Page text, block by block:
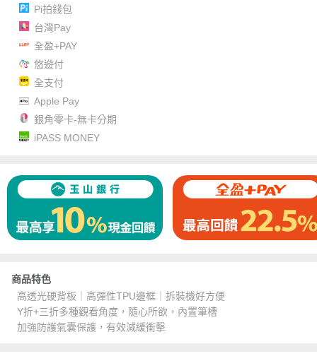
Pi拍錢包
台灣Pay
全盈+PAY
悠遊付
全支付
Apple Pay
銀角零卡-無卡分期
iPASS MONEY
商品特色
高透光硬背板｜高彈性TPU邊框｜拆裝機好方便
Y折+三折多種觀看角度，隨心所欲，內置筆槽
加強防護氣囊保護，有效減緩衝擊